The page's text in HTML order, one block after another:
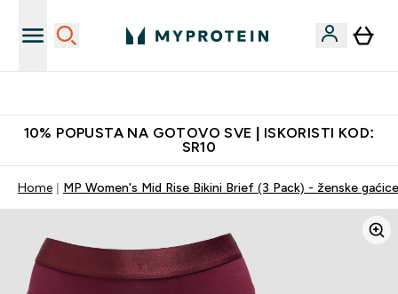
10% POPUSTA NA GOTOVO SVE | ISKORISTI KOD:
SR10
Home MP Women's Mid Rise Bikini Brief (3 Pack) - ženske